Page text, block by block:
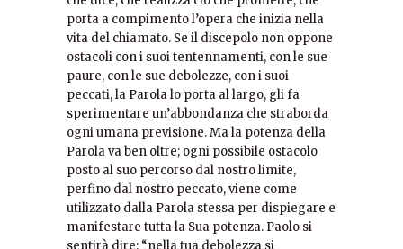
porta a compimento l’opera che inizia nella
vita del chiamato. Se il discepolo non oppone
ostacoli con i suoi tentennamenti, con le sue
paure, con le sue debolezze, con i suoi
peccati, la Parola lo porta al largo, gli fa
sperimentare un’abbondanza che straborda
ogni umana previsione. Ma la potenza della
Parola va ben oltre; ogni possibile ostacolo
posto al suo percorso dal nostro limite,
perfino dal nostro peccato, viene come
utilizzato dalla Parola stessa per dispiegare e
manifestare tutta la Sua potenza. Paolo si